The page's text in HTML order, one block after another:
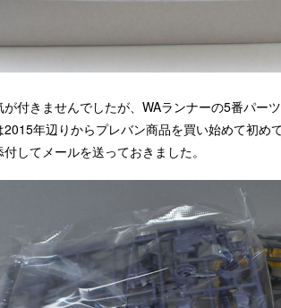
付きませんでしたが、WAランナーの5番パー
年辺りからプレバン商品を買い始めて初め
してメールを送っておきました。